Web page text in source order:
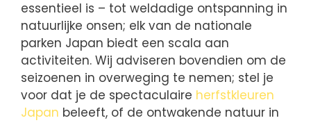
essentieel is – tot weldadige ontspanning in
natuurlijke onsen; elk van de nationale
parken Japan biedt een scala aan
activiteiten. Wij adviseren bovendien om de
seizoenen in overweging te nemen; stel je
voor dat je de spectaculaire herfstkleuren
Japan beleeft, of de ontwakende natuur in